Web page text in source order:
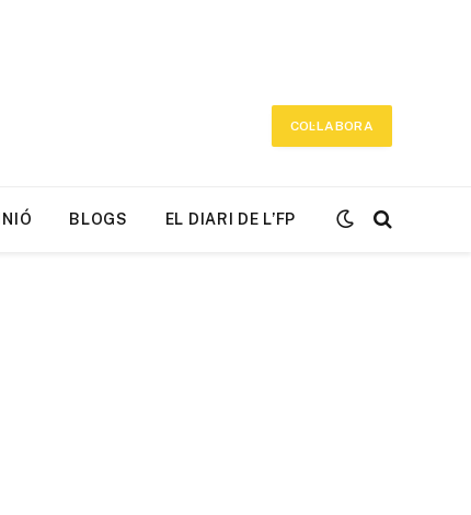
COL·LABORA
BLOGS EL DIARI DE L’FP